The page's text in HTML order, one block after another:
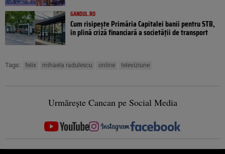
GANDUL.RO
Cum risipește Primăria Capitalei banii pentru STB,
în plină criză financiară a societății de transport
Tags: felix mihaela radulescu online televiziune
Urmărește Cancan pe Social Media